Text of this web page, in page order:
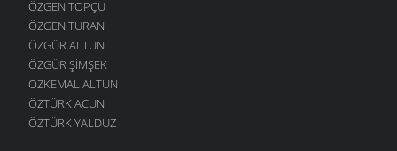
ÖZGEN TOPÇU
ÖZGEN TURAN
ÖZGÜR ALTUN
ÖZGÜR ŞIMŞEK
ÖZKEMAL ALTUN
ÖZTÜRK ACUN
ÖZTÜRK YALDUZ